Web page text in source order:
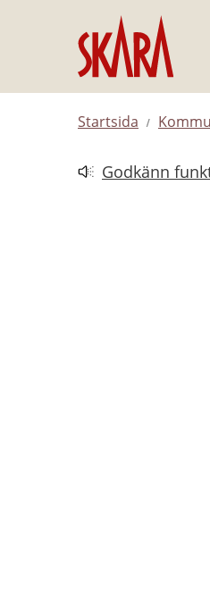
Hoppa till innehåll
Startsida
Godkänn
Länk till annan